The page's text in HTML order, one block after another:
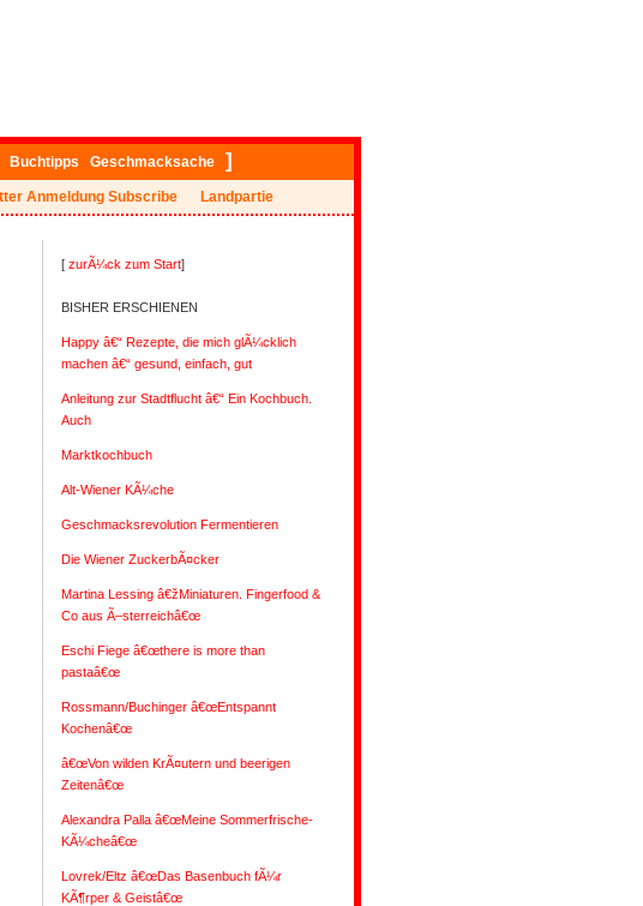
Buchtipps Geschmacksache ]
Subscribe Landpartie
[ zurÃ¼ck zum Start]
BISHER ERSCHIENEN
Happy â€“ Rezepte, die mich glÃ¼cklich
machen â€“ gesund, einfach, gut
Anleitung zur Stadtflucht â€“ Ein Kochbuch.
Auch
Marktkochbuch
Alt-Wiener KÃ¼che
Geschmacksrevolution Fermentieren
Die Wiener ZuckerbÃ¤cker
Martina Lessing â€žMiniaturen. Fingerfood &
Co aus Ã–sterreichâ€œ
Eschi Fiege â€œthere is more than
pastaâ€œ
Rossmann/Buchinger â€œEntspannt
Kochenâ€œ
â€œVon wilden KrÃ¤utern und beerigen
Zeitenâ€œ
Alexandra Palla â€œMeine Sommerfrische-
KÃ¼cheâ€œ
Lovrek/Eltz â€œDas Basenbuch fÃ¼r
KÃ¶rper & Geistâ€œ